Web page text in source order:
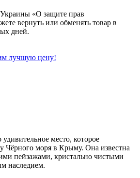
Украины «О защите прав
вернуть или обменять товар в
дней.
лучшую цену!
удивительное место, которое
Чёрного моря в Крыму. Она известна
пейзажами, кристально чистыми
наследием.